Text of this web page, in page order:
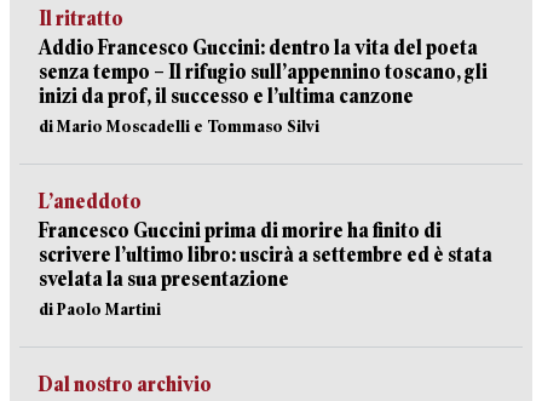
Il ritratto
Addio Francesco Guccini: dentro la vita del poeta
senza tempo – Il rifugio sull’appennino toscano, gli
inizi da prof, il successo e l’ultima canzone
di Mario Moscadelli e Tommaso Silvi
L’aneddoto
Francesco Guccini prima di morire ha finito di
scrivere l’ultimo libro: uscirà a settembre ed è stata
svelata la sua presentazione
di Paolo Martini
Dal nostro archivio